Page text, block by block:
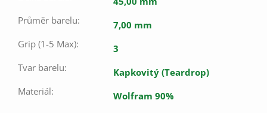
Průměr barelu:
7,00 mm
Grip (1-5 Max):
3
Tvar barelu:
Kapkovitý (Teardrop)
Materiál: Wolfram 90%